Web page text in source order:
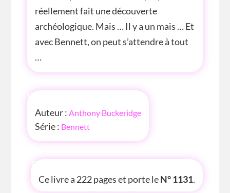
réellement fait une découverte
archéologique. Mais … Il y a un mais … Et
avec Bennett, on peut s’attendre à tout
…
INFOS
Auteur : Anthony Buckeridge
Série : Bennett
P'TITE INFOS
Ce livre a 222 pages et porte leN° 1131.